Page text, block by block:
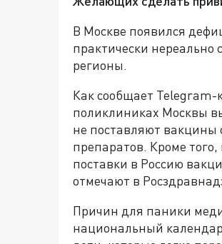
В Москве появился
практически нереально
регионы.
Как сообщает Telegram-
поликлиниках Москвы
не поставляют вакцины
препаратов. Кроме
поставки в Россию
отмечают в
Причин для паники
национальный